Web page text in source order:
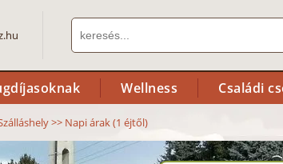
Wellness Családi
>> Napi árak (1 éjtől)